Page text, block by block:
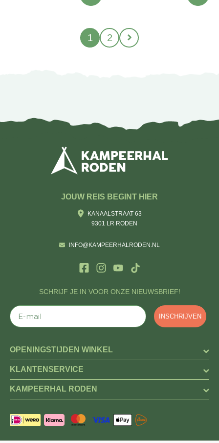
1 2
SCHRIJF JE IN VOOR ONZE NIEUWSBRIEF!
E-mail
INSCHRIJVEN
JOUW REIS BEGINT HIER
KANAALSTRAAT 63
9301 LR RODEN
INFO@KAMPEERHALRODEN.NL
OPENINGSTIJDEN WINKEL
KLANTENSERVICE
KAMPEERHAL RODEN